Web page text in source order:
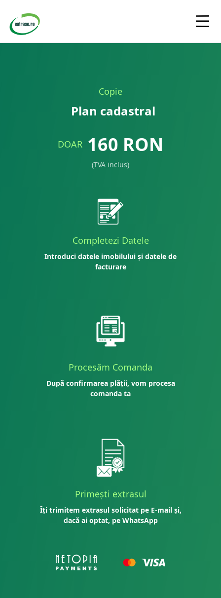
Copie
Plan cadastral
DOAR 160 RON
(TVA inclus)
Completezi Datele
Introduci datele imobilului și datele de
facturare
Procesăm Comanda
După confirmarea plății, vom procesa
comanda ta
Primești extrasul
Îți trimitem extrasul solicitat pe E-mail și,
dacă ai optat, pe WhatsApp